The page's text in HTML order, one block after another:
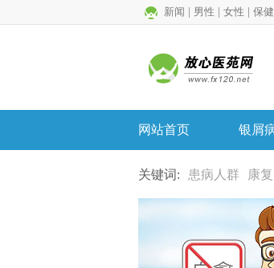
新闻 男性 女性 保健
网站首页 银屑
关键词: 患病人群 康